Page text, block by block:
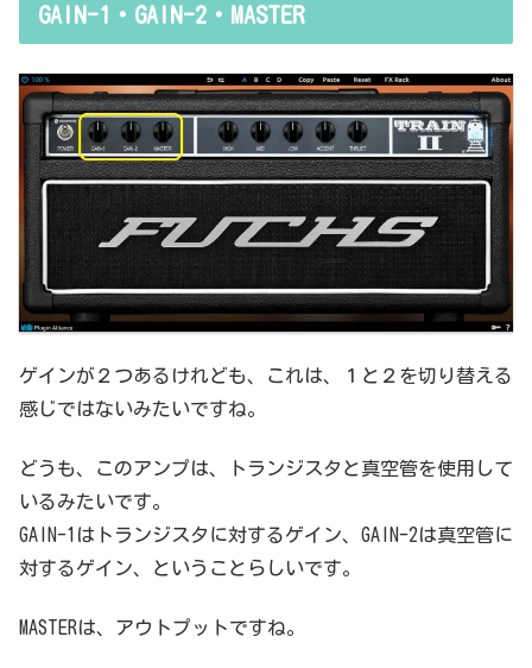
で基本的なつまみに関する説明を毎回書くのも、それはそれで面倒く
GAIN-1・GAIN-2・MASTER
ゲインが２つあるけれども、これは、１と２を切り替える
感じではないみたいですね。
どうも、このアンプは、トランジスタと真空管を使用して
いるみたいです。
GAIN-1はトランジスタに対するゲイン、GAIN-2は真空管に
対するゲイン、ということらしいです。
MASTERは、アウトプットですね。